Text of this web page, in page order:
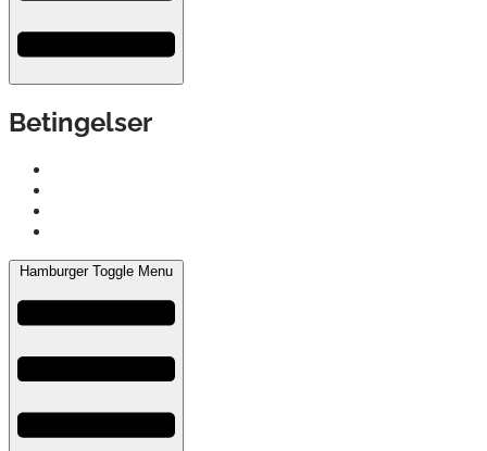
Betingelser
Hamburger Toggle Menu